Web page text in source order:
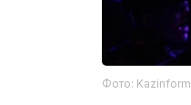
Фото: Kazinform